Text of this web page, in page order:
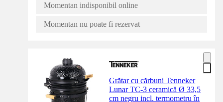
Momentan indisponibil online
Momentan nu poate fi rezervat
Grătar cu cărbuni Tenneker
Lunar TC-3 ceramică Ø 33,5
cm negru incl. termometru în